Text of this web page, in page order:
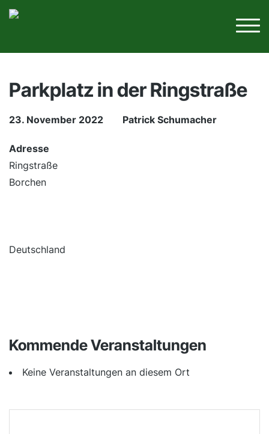
Parkplatz in der Ringstraße
23. November 2022 Patrick Schumacher
Adresse
Ringstraße
Borchen
Deutschland
Kommende Veranstaltungen
Keine Veranstaltungen an diesem Ort